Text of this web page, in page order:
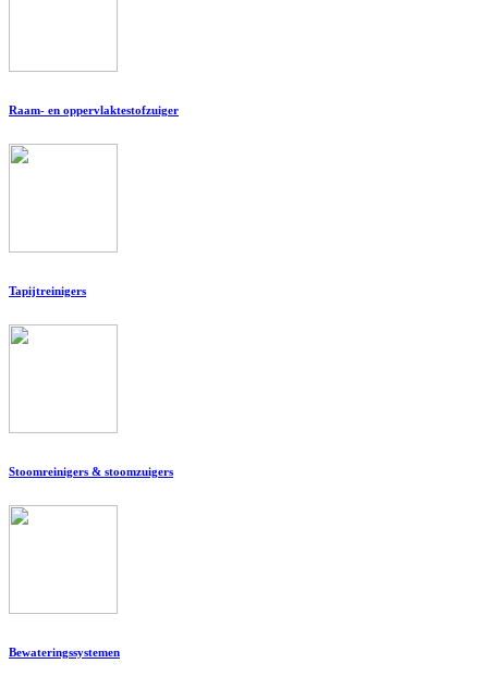
Raam- en oppervlaktestofzuiger
Tapijtreinigers
Stoomreinigers & stoomzuigers
Bewateringssystemen